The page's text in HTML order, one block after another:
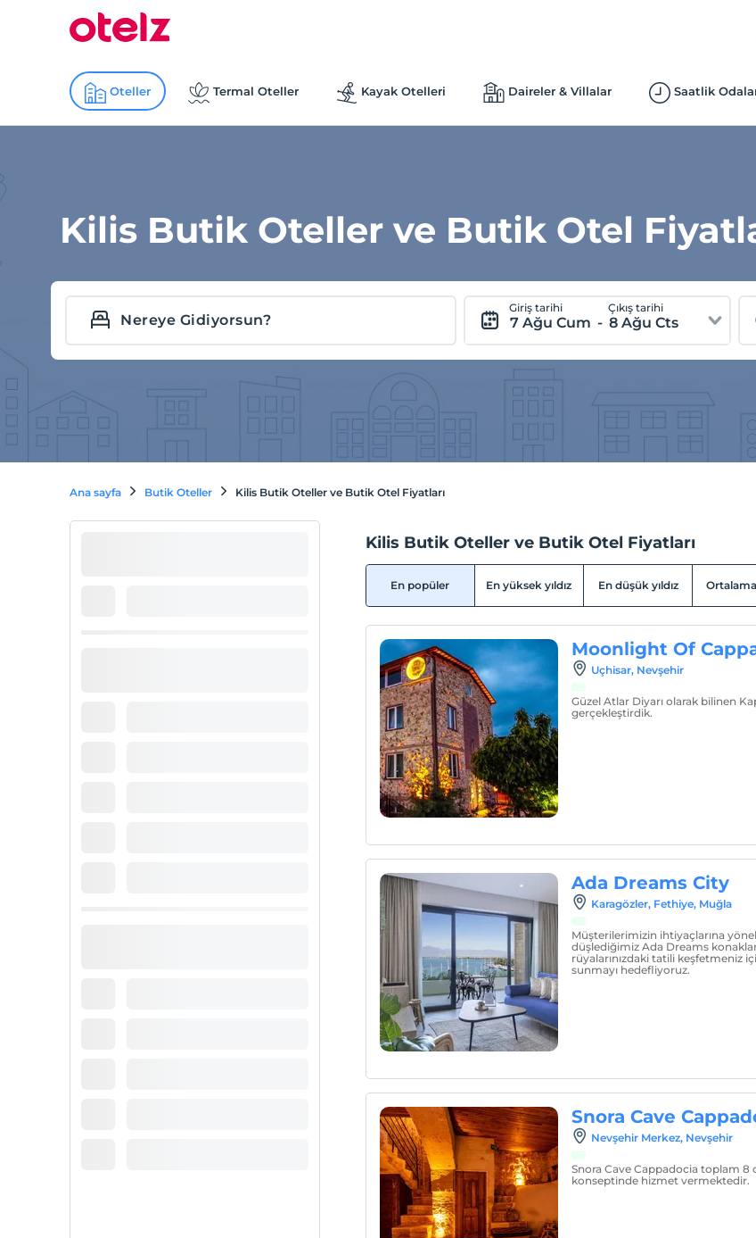
Oteller Termal Oteller Kayak Otelleri Daireler & Villalar Saatlik
Kilis Butik Oteller ve Butik Otel
Giriş tarihi
7 Ağu Cum -
Çıkış tarihi
8 Ağu Cts
Ana sayfa Butik Oteller Kilis Butik Oteller ve Butik Otel Fiyatları
Kilis Butik Oteller ve Butik Otel Fiyatları
En popüler En yüksek yıldız En düşük yıldız
Moonlight Of
Uçhisar, Nevşehir
Güzel Atlar Diyarı olarak bilinen
gerçekleştirdik.
Ada Dreams City
Karagözler, Fethiye, Muğla
Müşterilerimizin ihtiyaçlarına
düşlediğimiz Ada Dreams
rüyalarınızdaki tatili keşfetmeniz
sunmayı hedefliyoruz.
Snora Cave
Nevşehir Merkez, Nevşehir
Snora Cave Cappadocia toplam 8
konseptinde hizmet vermektedir.